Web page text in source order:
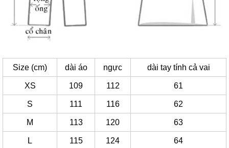
Size (cm) dài áo ngực dài tay tính cả vai
XS 109 112 61
S 111 116 62
M 113 120 63
L 115 124 64